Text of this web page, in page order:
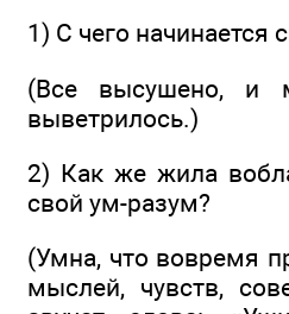
1) С чего начинается
(Все высушено, и
выветрилось.)
2) Как же жила
свой ум-разум?
(Умна, что вовремя
мыслей, чувств,